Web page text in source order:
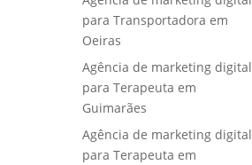
para Transportadora em
Oeiras
Agência de marketing digital
para Terapeuta em
Guimarães
Agência de marketing digital
para Terapeuta em